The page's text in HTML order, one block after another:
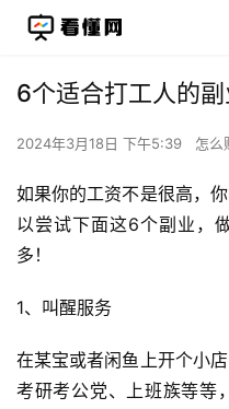
6个适合打工人的副
2024年3月18日 下午5:39 怎么
如果你的工资不是很高，
以尝试下面这6个副业，
多！
1、叫醒服务
在某宝或者闲鱼上开个小
考研考公党、上班族等等